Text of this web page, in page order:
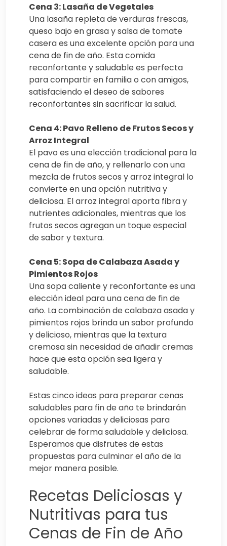
Cena 3: Lasaña de Vegetales
Una lasaña repleta de verduras frescas,
queso bajo en grasa y salsa de tomate
casera es una excelente opción para una
cena de fin de año. Esta comida
reconfortante y saludable es perfecta
para compartir en familia o con amigos,
satisfaciendo el deseo de sabores
reconfortantes sin sacrificar la salud.
Cena 4: Pavo Relleno de Frutos Secos y
Arroz Integral
El pavo es una elección tradicional para la
cena de fin de año, y rellenarlo con una
mezcla de frutos secos y arroz integral lo
convierte en una opción nutritiva y
deliciosa. El arroz integral aporta fibra y
nutrientes adicionales, mientras que los
frutos secos agregan un toque especial
de sabor y textura.
Cena 5: Sopa de Calabaza Asada y
Pimientos Rojos
Una sopa caliente y reconfortante es una
elección ideal para una cena de fin de
año. La combinación de calabaza asada y
pimientos rojos brinda un sabor profundo
y delicioso, mientras que la textura
cremosa sin necesidad de añadir cremas
hace que esta opción sea ligera y
saludable.
Estas cinco ideas para preparar cenas
saludables para fin de año te brindarán
opciones variadas y deliciosas para
celebrar de forma saludable y deliciosa.
Esperamos que disfrutes de estas
propuestas para culminar el año de la
mejor manera posible.
Recetas Deliciosas y
Nutritivas para tus
Cenas de Fin de Año